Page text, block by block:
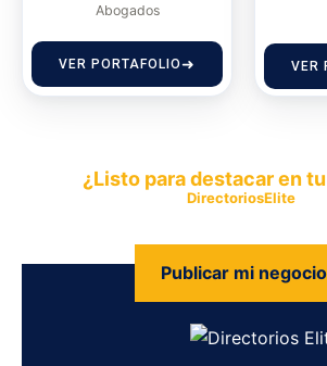
Abogados
VER PORTAFOLIO VER
¿Listo para destacar en
DirectoriosElite
Publicar mi negocio